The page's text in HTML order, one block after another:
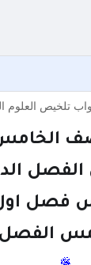
الفصل
2021
منهاج
2021